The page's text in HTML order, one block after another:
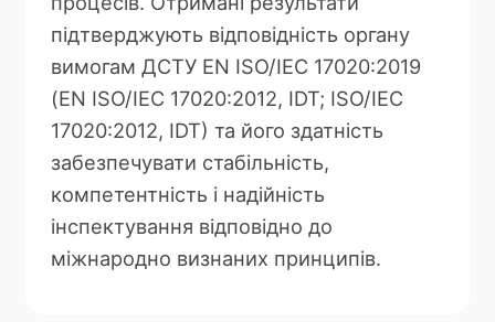
підтверджують відповідність органу
вимогам ДСТУ EN ISO/IEC 17020:2019
(EN ISO/IEC 17020:2012, IDT; ISO/IEC
17020:2012, IDT) та його здатність
забезпечувати стабільність,
компетентність і надійність
інспектування відповідно до
міжнародно визнаних принципів.